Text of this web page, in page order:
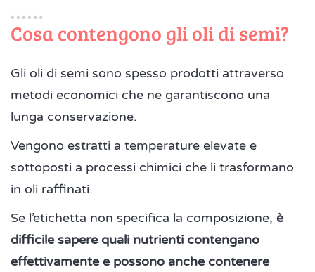
Cosa contengono gli oli di semi?
Gli oli di semi sono spesso prodotti attraverso
metodi economici che ne garantiscono una
lunga conservazione.
Vengono estratti a temperature elevate e
sottoposti a processi chimici che li trasformano
in oli raffinati.
Se l’etichetta non specifica la composizione, è
difficile sapere quali nutrienti contengano
effettivamente e possono anche contenere